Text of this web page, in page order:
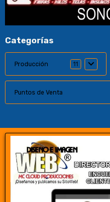
Categorías
Producción 11
Puntos de Venta